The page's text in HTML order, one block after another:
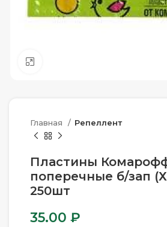
Главная Репеллент
Пластины
поперечные б/зап
250шт
35.00 ₽